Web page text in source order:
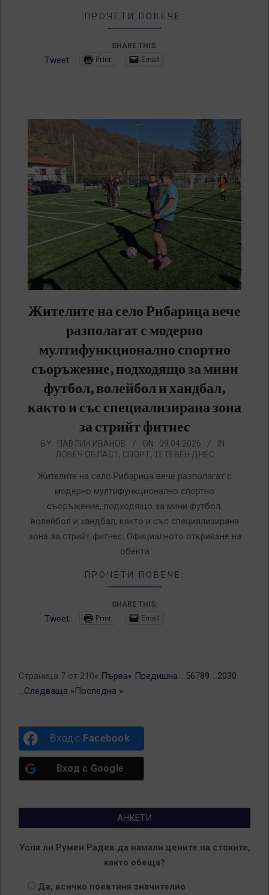
ПРОЧЕТИ ПОВЕЧЕ:
SHARE THIS:
Tweet Print Email
Жителите на село Рибарица вече
разполагат с модерно
мултифункционално спортно
съоръжение, подходящо за мини
футбол, волейбол и хандбал,
както и със специализирана зона
за стрийт фитнес
2026-
BY: ПАВЛИН ИВАНОВ ON: 09.04.2026
IN:
ЛОВЕЧ ОБЛАСТ, СПОРТ, ТЕТЕВЕН ДНЕС
Жителите на село Рибарица вече разполагат с
модерно мултифункционално спортно
съоръжение, подходящо за мини футбол,
волейбол и хандбал, както и със специализирана
зона за стрийт фитнес. Официалното откриване на
обекта
ПРОЧЕТИ ПОВЕЧЕ:
SHARE THIS:
Tweet Print Email
Страница 7 от 210« Първа« Предишна ...56789 ...2030
...Следваща »Последна »
Вход с Facebook
Вход с Google
АНКЕТИ
Успя ли Румен Радев да намали цените на стоките,
както обеща?
Да, всичко поевтиня значително